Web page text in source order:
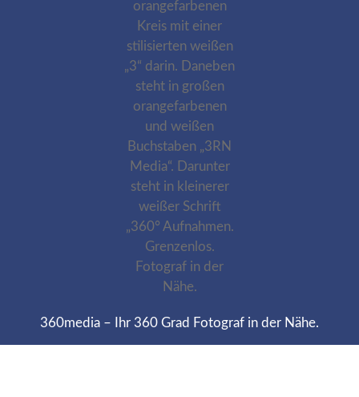
360media – Ihr 360 Grad Fotograf in der Nähe.